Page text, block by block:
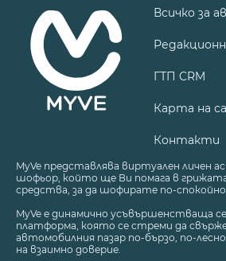
Всичко за
ГТП CRM
Карта на
Контакти
MyVe представлява виртуален личен
шофьор, който ще Ви помага в
средства, за да шофирате по-спокойно.
MyVe е динамично усъвършенстваща
платформа, която се стреми да
автомобилния пазар по-бързо, по-
на взаимно доверие.